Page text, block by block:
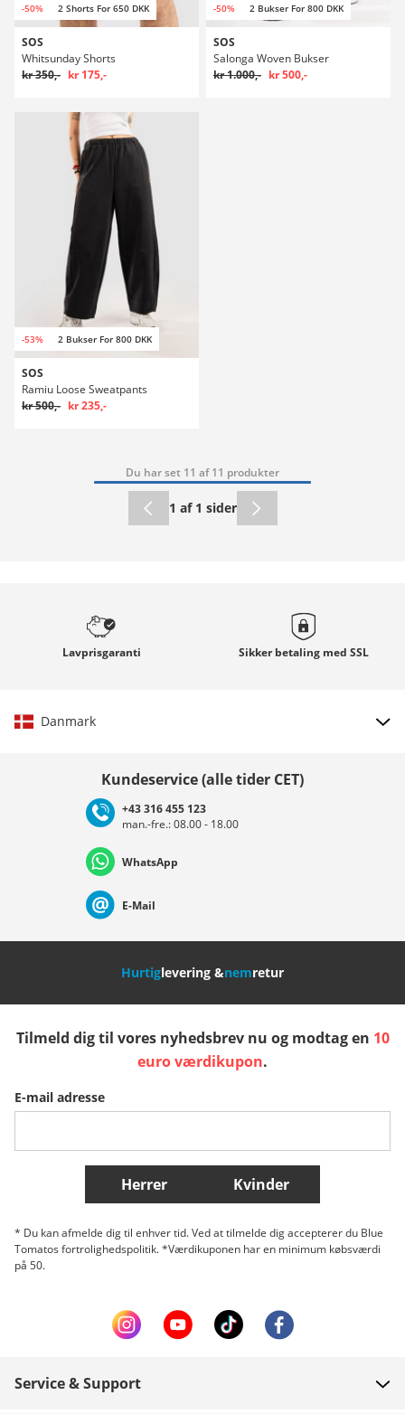
-50% 2 Shorts For 650 DKK
SOS
Whitsunday Shorts
kr 350,- kr 175,-
-50% 2 Bukser For 800 DKK
SOS
Salonga Woven Bukser
kr 1.000,- kr 500,-
-53% 2 Bukser For 800 DKK
SOS
Ramiu Loose Sweatpants
kr 500,- kr 235,-
Du har set 11 af 11 produkter
1 af 1 sider
Lavprisgaranti Sikker betaling med SSL
Danmark
Deutschland Österreich
Nederland Italia (Italiano) Italien (Deutsch)
Slovenija
Belgique (Français) Danmark Norge
Flere lande
Kundeservice (alle tider CET)
+43 316 455 123
man.-fre.: 08.00 - 18.00
WhatsApp
E-Mail
Hurtiglevering &nemretur
Tilmeld dig til vores nyhedsbrev nu og modtag en 10
euro værdikupon.
E-mail adresse
Herrer Kvinder
* Du kan afmelde dig til enhver tid. Ved at tilmelde dig accepterer du Blue
Tomatos fortrolighedspolitik. *Værdikuponen har en minimum købsværdi
på 50.
Service & Support